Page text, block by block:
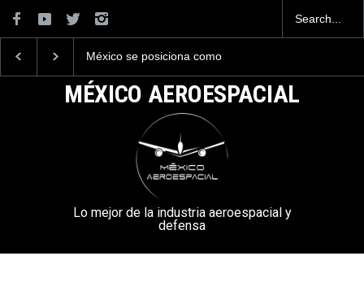
La industria naval mexicana
la Armada de México
Mundial 2026 ocurrió
aeropuertos
MÉXICO AEROESPACIAL
Lo mejor de la industria aeroespacial y
defensa